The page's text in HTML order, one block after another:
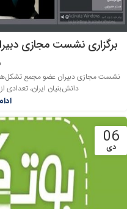
برگزاری نشست مجازی
نشست مجازی دبیران عضو مجمع
دانش‌بنیان ایران، تعدادی
06
دی